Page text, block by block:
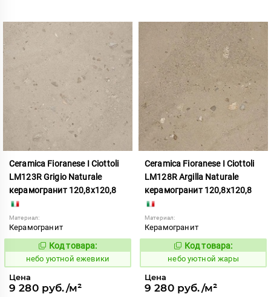
Ceramica Fioranese I Ciottoli
LM123R Grigio Naturale
керамогранит 120,8x120,8
Материал:
Керамогранит
1123149
Код товара:
небо уютной ежевики
Цена
9 280 руб./м²
Ceramica Fioranese I Ciottoli
LM128R Argilla Naturale
керамогранит 120,8x120,8
Материал:
Керамогранит
1123150
Код товара:
небо уютной жары
Цена
9 280 руб./м²